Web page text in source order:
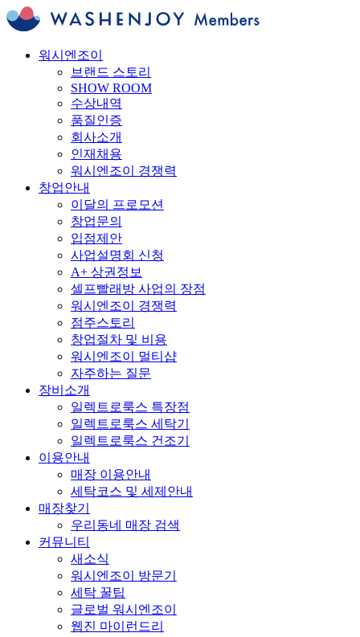
워시엔조이
브랜드 스토리
SHOW ROOM
수상내역
품질인증
회사소개
인재채용
워시엔조이 경쟁력
창업안내
이달의 프로모션
창업문의
입점제안
사업설명회 신청
A+ 상권정보
셀프빨래방 사업의 장점
워시엔조이 경쟁력
점주스토리
창업절차 및 비용
워시엔조이 멀티샵
자주하는 질문
장비소개
일렉트로룩스 특장점
일렉트로룩스 세탁기
일렉트로룩스 건조기
이용안내
매장 이용안내
세탁코스 및 세제안내
매장찾기
우리동네 매장 검색
커뮤니티
새소식
워시엔조이 방문기
세탁 꿀팁
글로벌 워시엔조이
웹진 마이런드리